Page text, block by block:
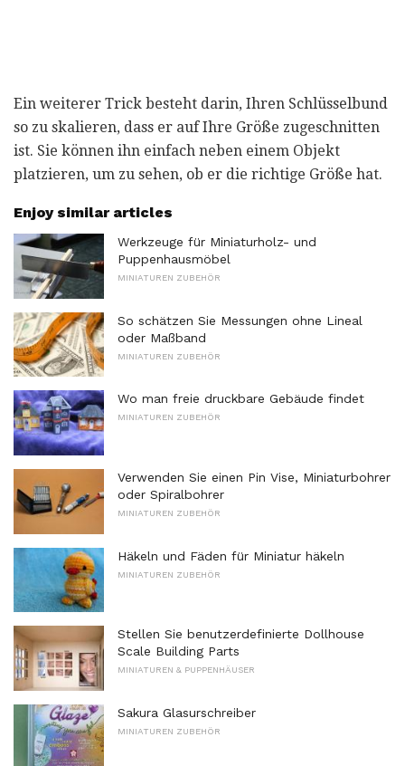
Ein weiterer Trick besteht darin, Ihren Schlüsselbund
so zu skalieren, dass er auf Ihre Größe zugeschnitten
ist. Sie können ihn einfach neben einem Objekt
platzieren, um zu sehen, ob er die richtige Größe hat.
Enjoy similar articles
Werkzeuge für Miniaturholz- und
Puppenhausmöbel
MINIATUREN ZUBEHÖR
So schätzen Sie Messungen ohne Lineal
oder Maßband
MINIATUREN ZUBEHÖR
Wo man freie druckbare Gebäude findet
MINIATUREN ZUBEHÖR
Verwenden Sie einen Pin Vise, Miniaturbohrer
oder Spiralbohrer
MINIATUREN ZUBEHÖR
Häkeln und Fäden für Miniatur häkeln
MINIATUREN ZUBEHÖR
Stellen Sie benutzerdefinierte Dollhouse
Scale Building Parts
MINIATUREN & PUPPENHÄUSER
Sakura Glasurschreiber
MINIATUREN ZUBEHÖR